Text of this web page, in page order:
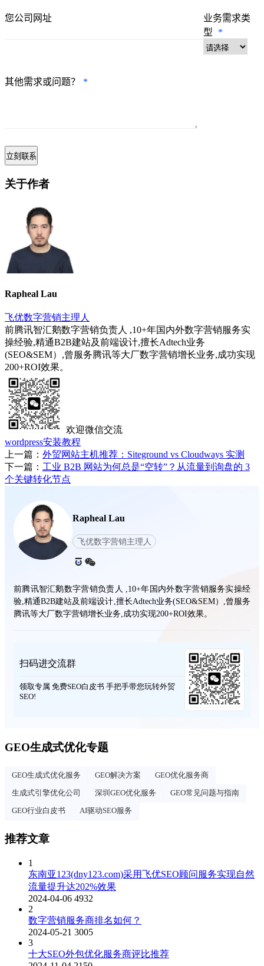
您公司网址
业务需求类
型
*
其他需求或问题？ *
关于作者
Rapheal Lau
飞优数字营销主理人
前腾讯智汇鹅数字营销负责人 ,10+年国内外数字营销服务实
操经验,精通B2B建站及前端设计,擅长Adtech业务
(SEO&SEM）,曾服务腾讯等大厂数字营销增长业务,成功实现
200+ROI效果。
欢迎微信交流
wordpress安装教程
上一篇： 外贸网站主机推荐：Siteground vs Cloudways 实测
下一篇： 工业 B2B 网站为何总是“空转”？从流量到询盘的 3
个关键转化节点
Rapheal Lau
飞优数字营销主理人
前腾讯智汇鹅数字营销负责人 ,10+年国内外数字营销服务实操经
验,精通B2B建站及前端设计,擅长Adtech业务(SEO&SEM）,曾服务
腾讯等大厂数字营销增长业务,成功实现200+ROI效果。
扫码进交流群
领取专属 免费SEO白皮书 手把手带您玩转外贸
SEO!
GEO生成式优化专题
GEO生成式优化服务 GEO解决方案
GEO优化服务商
生成式引擎优化公司
深圳GEO优化服务
GEO常见问题与指南
GEO行业白皮书
AI驱动SEO服务
推荐文章
1
东南亚123(dny123.com)采用飞优SEO顾问服务实现自然
流量提升达202%效果
2024-04-06 4932
2
数字营销服务商排名如何？
2024-05-21 3005
3
十大SEO外包优化服务商评比推荐